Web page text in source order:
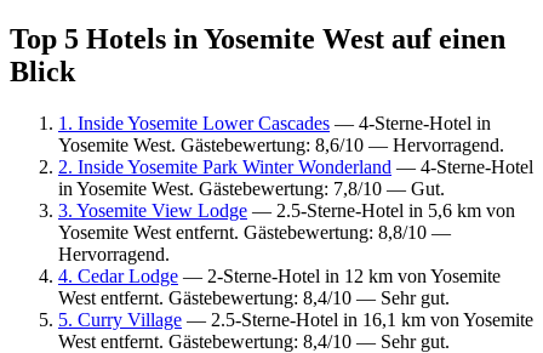
Top 5 Hotels in Yosemite West auf einen
Blick
1. Inside Yosemite Lower Cascades — 4-Sterne-Hotel in
Yosemite West. Gästebewertung: 8,6/10 — Hervorragend.
2. Inside Yosemite Park Winter Wonderland — 4-Sterne-Hotel
in Yosemite West. Gästebewertung: 7,8/10 — Gut.
3. Yosemite View Lodge — 2.5-Sterne-Hotel in 5,6 km von
Yosemite West entfernt. Gästebewertung: 8,8/10 —
Hervorragend.
4. Cedar Lodge — 2-Sterne-Hotel in 12 km von Yosemite
West entfernt. Gästebewertung: 8,4/10 — Sehr gut.
5. Curry Village — 2.5-Sterne-Hotel in 16,1 km von Yosemite
West entfernt. Gästebewertung: 8,4/10 — Sehr gut.